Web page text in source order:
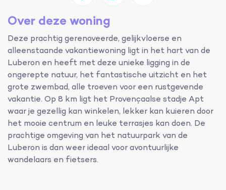
Over deze woning
Deze prachtig gerenoveerde, gelijkvloerse en
alleenstaande vakantiewoning ligt in het hart van de
Luberon en heeft met deze unieke ligging in de
ongerepte natuur, het fantastische uitzicht en het
grote zwembad, alle troeven voor een rustgevende
vakantie. Op 8 km ligt het Provençaalse stadje Apt
waar je gezellig kan winkelen, lekker kan kuieren door
het mooie centrum en leuke terrasjes kan doen. De
prachtige omgeving van het natuurpark van de
Luberon is dan weer ideaal voor avontuurlijke
wandelaars en fietsers.